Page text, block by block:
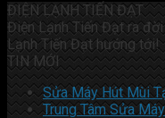
ĐIỆN LẠNH TIẾN ĐẠT
Điện Lạnh Tiến Đạt ra
Lạnh Tiến Đạt hướng tới!
TIN MỚI
Sửa Máy Hút Mùi
Trung Tâm Sửa